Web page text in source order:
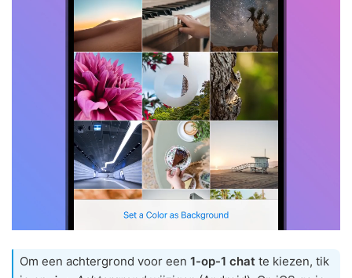
Om een achtergrond voor een 1-op-1 chat te kiezen, tik